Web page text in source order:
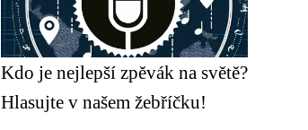
Kdo je nejlepší zpěvák na světě?
Hlasujte v našem žebříčku!